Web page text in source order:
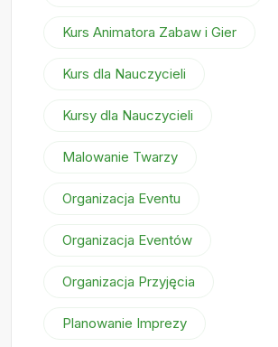
Kurs Animatora Zabaw i Gier
Kurs dla Nauczycieli
Kursy dla Nauczycieli
Malowanie Twarzy
Organizacja Eventu
Organizacja Eventów
Organizacja Przyjęcia
Planowanie Imprezy